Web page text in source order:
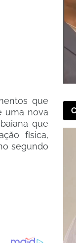
que
uma nova
que
física,
segundo